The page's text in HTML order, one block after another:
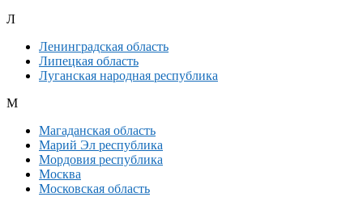
Л
Ленинградская область
Липецкая область
Луганская народная республика
М
Магаданская область
Марий Эл республика
Мордовия республика
Москва
Московская область